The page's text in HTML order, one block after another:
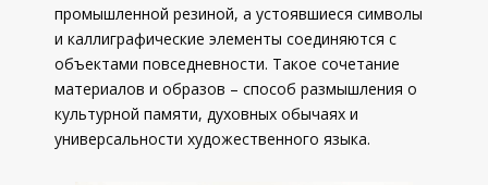
промышленной резиной, а устоявшиеся символы
и каллиграфические элементы соединяются с
объектами повседневности. Такое сочетание
материалов и образов – способ размышления о
культурной памяти, духовных обычаях и
универсальности художественного языка.